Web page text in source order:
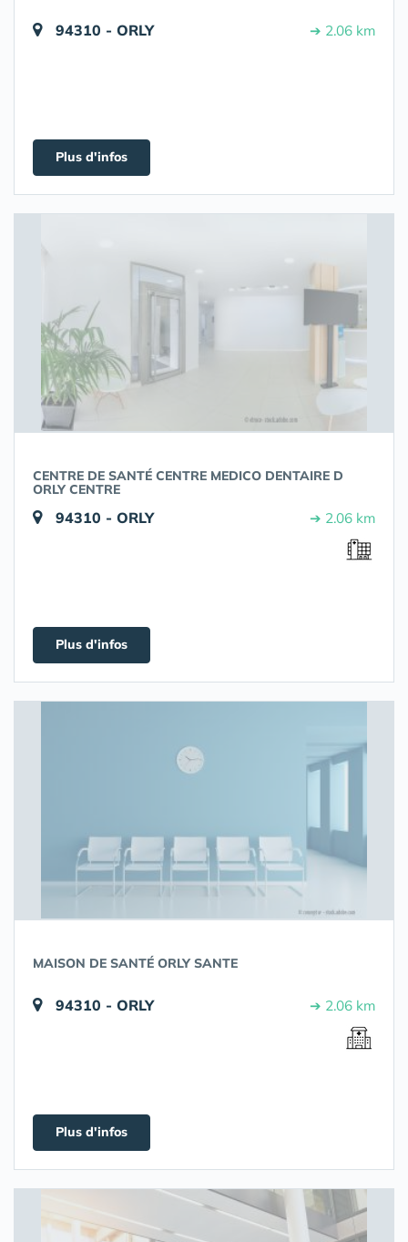
94310 - ORLY ➔ 2.06 km
Plus d'infos
CENTRE DE SANTÉ CENTRE MEDICO DENTAIRE D
ORLY CENTRE
94310 - ORLY ➔ 2.06 km
Plus d'infos
MAISON DE SANTÉ ORLY SANTE
94310 - ORLY ➔ 2.06 km
Plus d'infos